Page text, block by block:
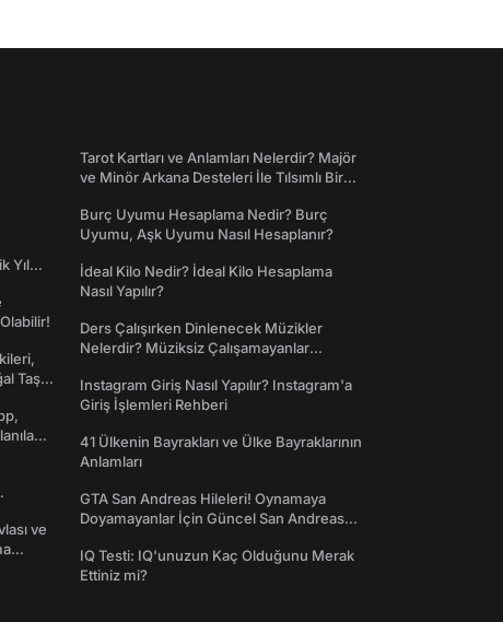
Yıl
Taş
ve
Tarot Kartları ve Anlamları Nelerdir? Majör
ve Minör Arkana Desteleri İle Tılsımlı Bir
Burç Uyumu Hesaplama Nedir? Burç
Uyumu, Aşk Uyumu Nasıl Hesaplanır?
İdeal Kilo Nedir? İdeal Kilo Hesaplama
Nasıl Yapılır?
Ders Çalışırken Dinlenecek Müzikler
Nelerdir? Müziksiz Çalışamayanlar
Instagram Giriş Nasıl Yapılır? Instagram'a
Giriş İşlemleri Rehberi
41 Ülkenin Bayrakları ve Ülke Bayraklarının
Anlamları
GTA San Andreas Hileleri! Oynamaya
Doyamayanlar İçin Güncel San Andreas
IQ Testi: IQ'unuzun Kaç Olduğunu Merak
Ettiniz mi?